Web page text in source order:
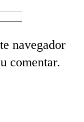
navegador
comentar.